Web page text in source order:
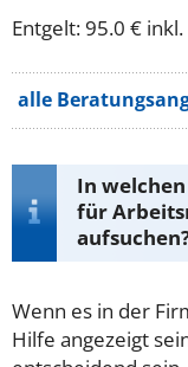
Entgelt: 95.0 €
alle
In
für
Wenn es in der
Hilfe angezeigt